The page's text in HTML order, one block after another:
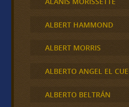
ALBERT HAMMOND
ALBERT MORRIS
ALBERTO ANGEL EL
ALBERTO BELTRÁN